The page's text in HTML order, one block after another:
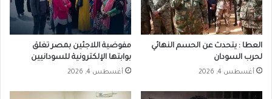
العطا : يتحدث عن الحسم النهائي
لحرب السودان
أغسطس 4, 2026
مفوضية اللاجئين بمصر تغلق
بوابتها الإلكترونية للسودانيين
أغسطس 4, 2026